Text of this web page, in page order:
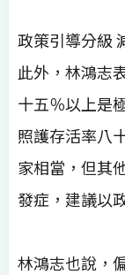
政策引導分級
此外，林鴻志
十五％以上是
照護存活率八
家相當，但其
發症，建議以
林鴻志也說，